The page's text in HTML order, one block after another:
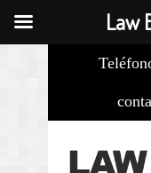
Law